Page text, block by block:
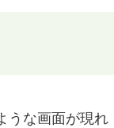
うな画面が現れ